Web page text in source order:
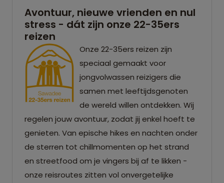
Avontuur, nieuwe vrienden en nul
stress - dát zijn onze 22-35ers
reizen
Onze 22-35ers reizen zijn
speciaal gemaakt voor
jongvolwassen reizigers die
samen met leeftijdsgenoten
de wereld willen ontdekken. Wij
regelen jouw avontuur, zodat jij enkel hoeft te
genieten. Van epische hikes en nachten onder
de sterren tot chillmomenten op het strand
en streetfood om je vingers bij af te likken -
onze reisroutes zitten vol onvergetelijke